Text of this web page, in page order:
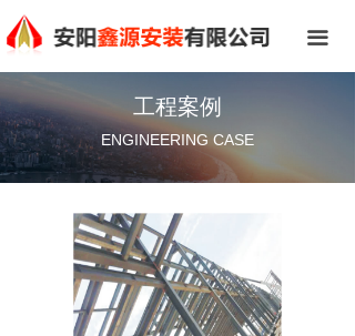
끀
网站首页
关于我们
标志诠释
总经理致辞
组织机构
企业文化
新闻中心
工程案例
ENGINEERING CASE